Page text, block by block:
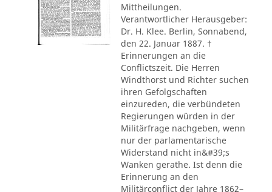
Mittheilungen.
Verantwortlicher Herausgeber:
Dr. H. Klee. Berlin, Sonnabend,
den 22. Januar 1887. †
Erinnerungen an die
Conflictszeit. Die Herren
Windthorst und Richter suchen
ihren Gefolgschaften
einzureden, die verbündeten
Regierungen würden in der
Militärfrage nachgeben, wenn
nur der parlamentarische
Widerstand nicht in&#39;s
Wanken gerathe. Ist denn die
Erinnerung an den
Militärconflict der Jahre 1862–